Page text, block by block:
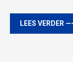
LEES VERDER